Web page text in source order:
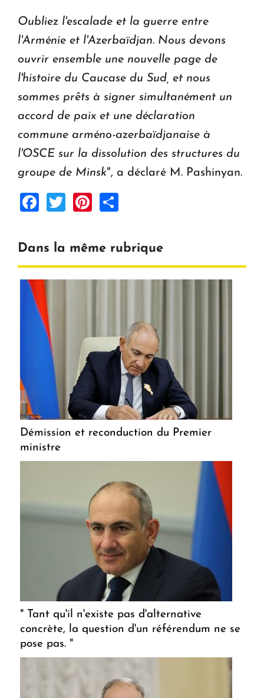
Oubliez l'escalade et la guerre entre
l'Arménie et l'Azerbaïdjan. Nous devons
ouvrir ensemble une nouvelle page de
l'histoire du Caucase du Sud, et nous
sommes prêts à signer simultanément un
accord de paix et une déclaration
commune arméno-azerbaïdjanaise à
l'OSCE sur la dissolution des structures du
groupe de Minsk", a déclaré M. Pashinyan.
Facebook
TwitterPinterest
Dans la même rubrique
Démission et reconduction du Premier
ministre
" Tant qu'il n'existe pas d'alternative
concrète, la question d'un référendum ne se
pose pas. "